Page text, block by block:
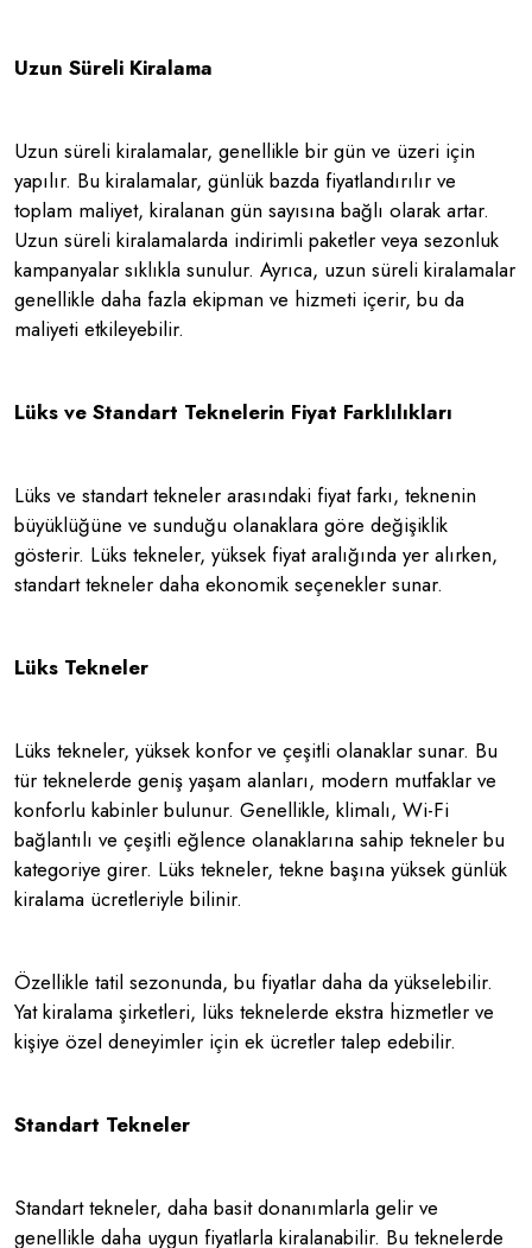
Uzun Süreli Kiralama
Uzun süreli kiralamalar, genellikle bir gün ve üzeri için
yapılır. Bu kiralamalar, günlük bazda fiyatlandırılır ve
toplam maliyet, kiralanan gün sayısına bağlı olarak artar.
Uzun süreli kiralamalarda indirimli paketler veya sezonluk
kampanyalar sıklıkla sunulur. Ayrıca, uzun süreli kiralamalar
genellikle daha fazla ekipman ve hizmeti içerir, bu da
maliyeti etkileyebilir.
Lüks ve Standart Teknelerin Fiyat Farklılıkları
Lüks ve standart tekneler arasındaki fiyat farkı, teknenin
büyüklüğüne ve sunduğu olanaklara göre değişiklik
gösterir. Lüks tekneler, yüksek fiyat aralığında yer alırken,
standart tekneler daha ekonomik seçenekler sunar.
Lüks Tekneler
Lüks tekneler, yüksek konfor ve çeşitli olanaklar sunar. Bu
tür teknelerde geniş yaşam alanları, modern mutfaklar ve
konforlu kabinler bulunur. Genellikle, klimalı, Wi-Fi
bağlantılı ve çeşitli eğlence olanaklarına sahip tekneler bu
kategoriye girer. Lüks tekneler, tekne başına yüksek günlük
kiralama ücretleriyle bilinir.
Özellikle tatil sezonunda, bu fiyatlar daha da yükselebilir.
Yat kiralama şirketleri, lüks teknelerde ekstra hizmetler ve
kişiye özel deneyimler için ek ücretler talep edebilir.
Standart Tekneler
Standart tekneler, daha basit donanımlarla gelir ve
genellikle daha uygun fiyatlarla kiralanabilir. Bu teknelerde